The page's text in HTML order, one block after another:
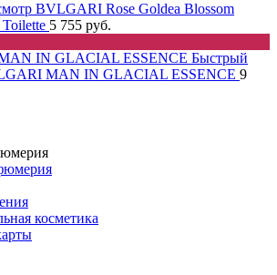
BVLGARI Rose Goldea Blossom
5 755 руб.
Быстрый
MAN IN GLACIAL ESSENCE 9
косметика